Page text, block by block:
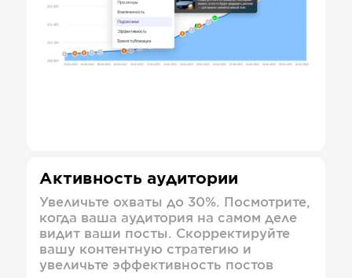
Активность аудитории
Увеличьте охваты до 30%. Посмотрите,
когда ваша аудитория на самом деле
видит ваши посты. Скорректируйте
вашу контентную стратегию и
увеличьте эффективность постов